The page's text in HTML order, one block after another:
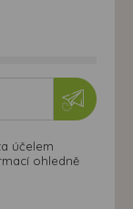
účelem
ohledně